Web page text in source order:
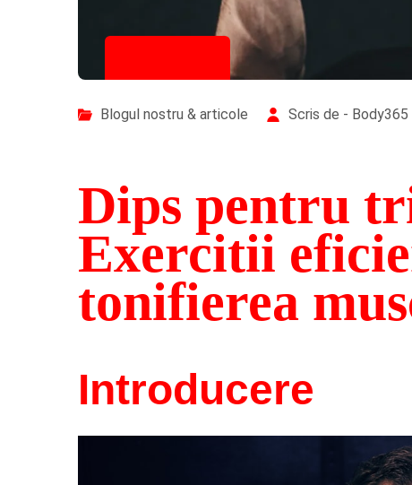
Blogul nostru & articole Scris de - Body365
Dips pentru
Exercitii
tonifierea
Introducere